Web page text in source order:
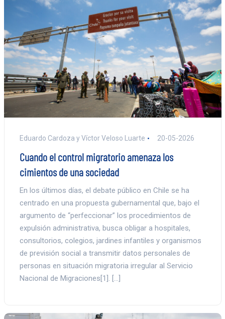
Eduardo Cardoza y Víctor Veloso Luarte 20-05-2026
Cuando el control migratorio amenaza los
cimientos de una sociedad
En los últimos días, el debate público en Chile se ha
centrado en una propuesta gubernamental que, bajo el
argumento de “perfeccionar” los procedimientos de
expulsión administrativa, busca obligar a hospitales,
consultorios, colegios, jardines infantiles y organismos
de previsión social a transmitir datos personales de
personas en situación migratoria irregular al Servicio
Nacional de Migraciones[1]. […]